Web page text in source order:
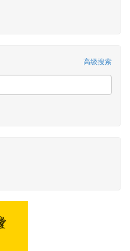
高级搜索